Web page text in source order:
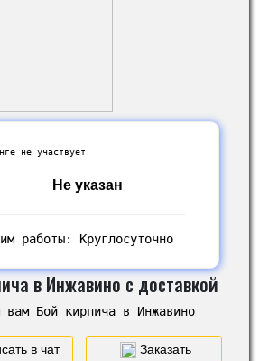
не участвует
Не указан
работы: Круглосуточно
в Инжавино с доставкой
вам Бой кирпича в Инжавино
в чат Заказать